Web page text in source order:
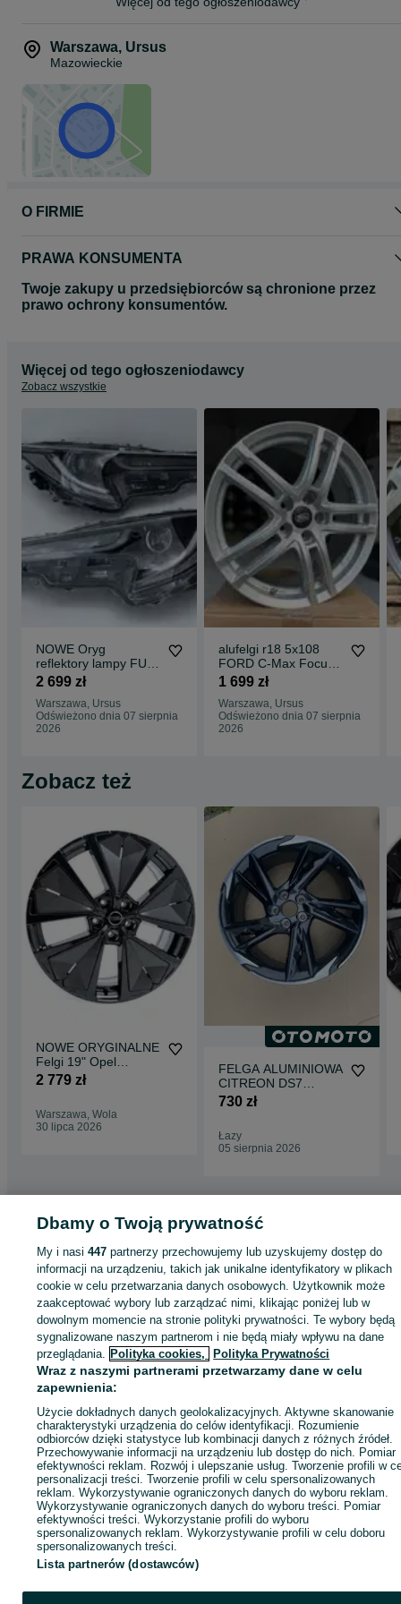
Warszawa, Ursus
Mazowieckie
O FIRMIE
PRAWA KONSUMENTA
Twoje zakupy u przedsiębiorców są chronione przez
prawo ochrony konsumentów.
Więcej od tego ogłoszeniodawcy
Zobacz wszystkie
NOWE Oryg
reflektory lampy FULL
LED Toyota E210
81110.02S80
2 699 zł
Warszawa, Ursus
Odświeżono dnia 07 sierpnia
2026
alufelgi r18 5x108
FORD C-Max Focus
Galaxy Kuga Mondeo
1 699 zł
Warszawa, Ursus
Odświeżono dnia 07 sierpnia
2026
Zobacz też
NOWE ORYGINALNE
Felgi 19" Opel
Grandland
2 779 zł
Warszawa, Wola
30 lipca 2026
FELGA ALUMINIOWA
CITREON DS7
9820607077 7,5J19
730 zł
Łazy
05 sierpnia 2026
Strona główna Motoryzacja Opony i Felgi Felgi
KATEGORIA
ID:1011138359 Wyświetlenia:
Zadzwoń / SMS Wyślij wiadomość
Dbamy o Twoją prywatność
My i nasi447 partnerzy przechowujemy lub uzyskujemy dostęp do
informacji na urządzeniu, takich jak unikalne identyfikatory w plikach
cookie w celu przetwarzania danych osobowych. Użytkownik może
zaakceptować wybory lub zarządzać nimi, klikając poniżej lub w
dowolnym momencie na stronie polityki prywatności. Te wybory będą
sygnalizowane naszym partnerom i nie będą miały wpływu na dane
przeglądania. Polityka cookies, Polityka Prywatności
Wraz z naszymi partnerami przetwarzamy dane w celu
zapewnienia:
Użycie dokładnych danych geolokalizacyjnych. Aktywne skanowanie
charakterystyki urządzenia do celów identyfikacji. Rozumienie
odbiorców dzięki statystyce lub kombinacji danych z różnych źródeł.
Przechowywanie informacji na urządzeniu lub dostęp do nich. Pomiar
efektywności reklam. Rozwój i ulepszanie usług. Tworzenie profili w
personalizacji treści. Tworzenie profili w celu spersonalizowanych
reklam. Wykorzystywanie ograniczonych danych do wyboru reklam.
Wykorzystywanie ograniczonych danych do wyboru treści. Pomiar
efektywności treści. Wykorzystanie profili do wyboru
spersonalizowanych reklam. Wykorzystywanie profili w celu doboru
spersonalizowanych treści.
Lista partnerów (dostawców)